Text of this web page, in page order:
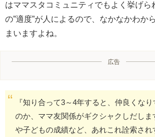
はママスタコミュニティでもよく挙げら
の”適度”が人によるので、なかなかわか
まいますよね。
広告
『知り合って3～4年すると、仲良くな
のか、ママ友関係がギクシャクしだしま
や子どもの成績など、あれこれ詮索され